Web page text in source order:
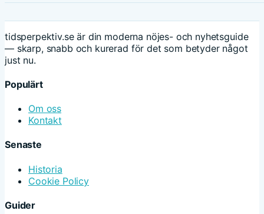
tidsperpektiv.se är din moderna nöjes- och nyhetsguide
— skarp, snabb och kurerad för det som betyder något
just nu.
Populärt
Om oss
Kontakt
Senaste
Historia
Cookie Policy
Guider